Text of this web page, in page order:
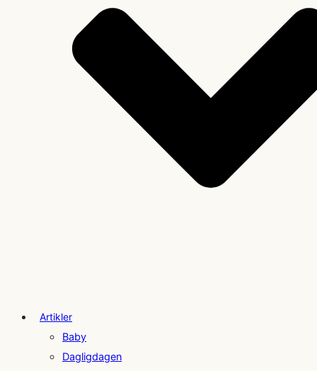
Artikler
Baby
Dagligdagen